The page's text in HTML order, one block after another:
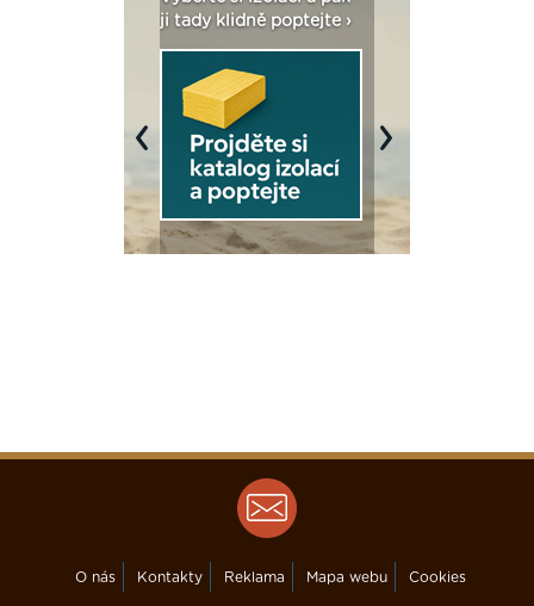
ji tady klidně poptejte ›
Previous Next
O nás Kontakty Reklama Mapa webu Cookies